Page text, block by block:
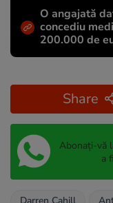
O angajată
concediu
200.000 de
Share
Abonați-vă
a